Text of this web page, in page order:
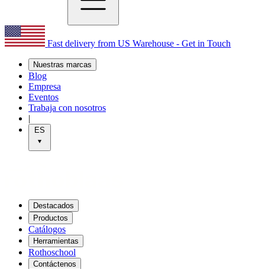
Fast delivery from US Warehouse - Get in Touch
Nuestras marcas
Blog
Empresa
Eventos
Trabaja con nosotros
|
ES
Destacados
Productos
Catálogos
Herramientas
Rothoschool
Contáctenos